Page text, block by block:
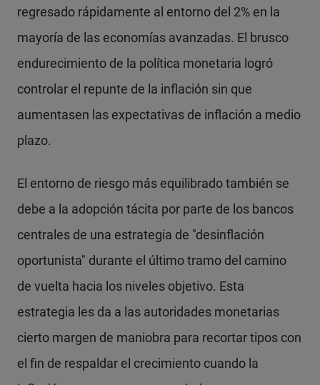
regresado rápidamente al entorno del 2% en la
mayoría de las economías avanzadas. El brusco
endurecimiento de la política monetaria logró
controlar el repunte de la inflación sin que
aumentasen las expectativas de inflación a medio
plazo.
El entorno de riesgo más equilibrado también se
debe a la adopción tácita por parte de los bancos
centrales de una estrategia de "desinflación
oportunista" durante el último tramo del camino
de vuelta hacia los niveles objetivo. Esta
estrategia les da a las autoridades monetarias
cierto margen de maniobra para recortar tipos con
el fin de respaldar el crecimiento cuando la